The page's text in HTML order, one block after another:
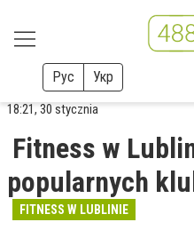
Рус Укр
18:21, 30 stycznia
Fitness w
popularnych
FITNESS W LUBLINIE